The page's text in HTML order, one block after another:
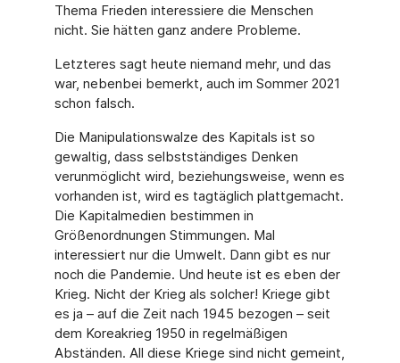
Thema Frieden interessiere die Menschen
nicht. Sie hätten ganz andere Probleme.
Letzteres sagt heute niemand mehr, und das
war, nebenbei bemerkt, auch im Sommer 2021
schon falsch.
Die Manipulationswalze des Kapitals ist so
gewaltig, dass selbstständiges Denken
verunmöglicht wird, beziehungsweise, wenn es
vorhanden ist, wird es tagtäglich plattgemacht.
Die Kapitalmedien bestimmen in
Größenordnungen Stimmungen. Mal
interessiert nur die Umwelt. Dann gibt es nur
noch die Pandemie. Und heute ist es eben der
Krieg. Nicht der Krieg als solcher! Kriege gibt
es ja – auf die Zeit nach 1945 bezogen – seit
dem Koreakrieg 1950 in regelmäßigen
Abständen. All diese Kriege sind nicht gemeint,